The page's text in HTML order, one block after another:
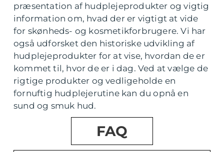
præsentation af hudplejeprodukter og vigtig
information om, hvad der er vigtigt at vide
for skønheds- og kosmetikforbrugere. Vi har
også udforsket den historiske udvikling af
hudplejeprodukter for at vise, hvordan de er
kommet til, hvor de er i dag. Ved at vælge de
rigtige produkter og vedligeholde en
fornuftig hudplejerutine kan du opnå en
sund og smuk hud.
FAQ